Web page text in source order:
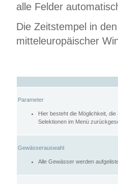
alle Felder
Die Zeitstempel in
mitteleuropäischer
Parameter
Hier besteht die Möglichkeit,
Selektionen im Menü
Gewässerauswahl
Alle Gewässer werden